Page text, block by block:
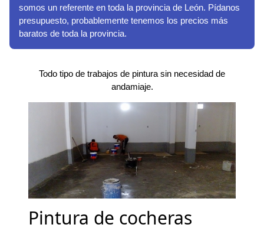
somos un referente en toda la provincia de León. Pídanos
presupuesto, probablemente tenemos los precios más
baratos de toda la provincia.
Todo tipo de trabajos de pintura sin necesidad de
andamiaje.
Pintura de cocheras